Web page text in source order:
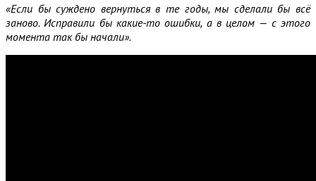
«Если бы суждено вернуться в те годы, мы сделали бы всё
заново. Исправили бы какие-то ошибки, а в целом — с этого
момента так бы начали».